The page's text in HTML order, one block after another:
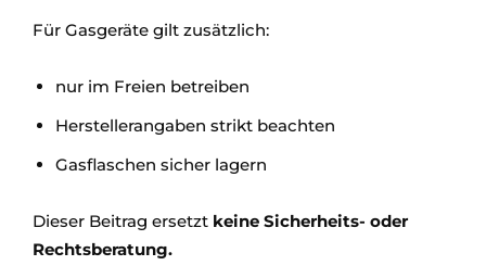
Für Gasgeräte gilt zusätzlich:
nur im Freien betreiben
Herstellerangaben strikt beachten
Gasflaschen sicher lagern
Dieser Beitrag ersetzt keine Sicherheits- oder
Rechtsberatung.